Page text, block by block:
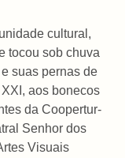
cultural,
tocou sob chuva
suas pernas de
aos bonecos
da Coopertur-
Senhor dos
Visuais